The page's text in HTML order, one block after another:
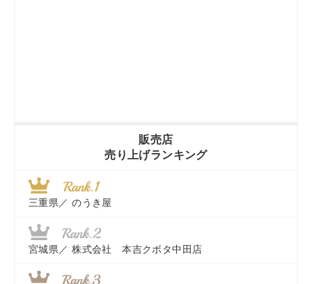
販売店
売り上げランキング
三重県／ のうき屋
宮城県／ 株式会社 本吉クボタ中田店